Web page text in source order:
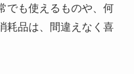
でも使えるものや、何
耗品は、間違えなく喜